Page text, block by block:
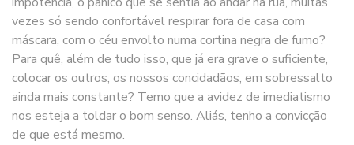
vezes só sendo confortável respirar fora de casa com
máscara, com o céu envolto numa cortina negra de fumo?
Para quê, além de tudo isso, que já era grave o suficiente,
colocar os outros, os nossos concidadãos, em sobressalto
ainda mais constante? Temo que a avidez de imediatismo
nos esteja a toldar o bom senso. Aliás, tenho a convicção
de que está mesmo.